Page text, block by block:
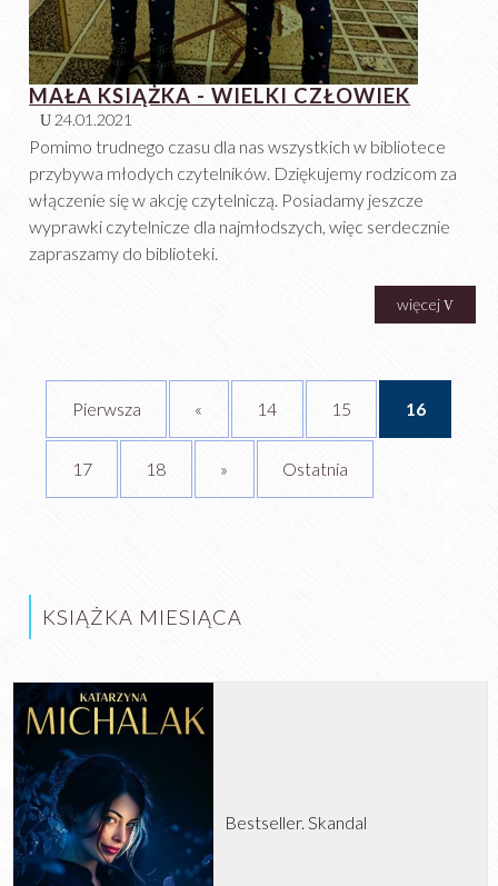
MAŁA KSIĄŻKA - WIELKI CZŁOWIEK
24.01.2021
Pomimo trudnego czasu dla nas wszystkich w bibliotece
przybywa młodych czytelników. Dziękujemy rodzicom za
włączenie się w akcję czytelniczą. Posiadamy jeszcze
wyprawki czytelnicze dla najmłodszych, więc serdecznie
zapraszamy do biblioteki.
więcej
Pierwsza « 14 15 16
17 18 » Ostatnia
KSIĄŻKA MIESIĄCA
Bestseller. Skandal